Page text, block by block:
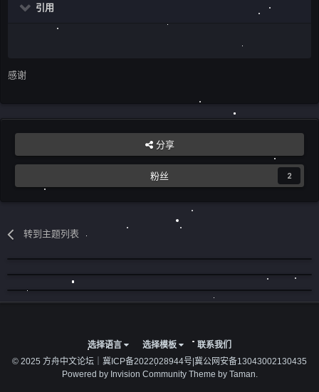
引用
感谢
分享
粉丝 2
转到主题列表
选择语言 选择模板
联系我们
© 2025 方舟中文论坛｜ 冀ICP备2022028944号 冀公网安备13043002130435
Powered by Invision Community Theme by Taman.